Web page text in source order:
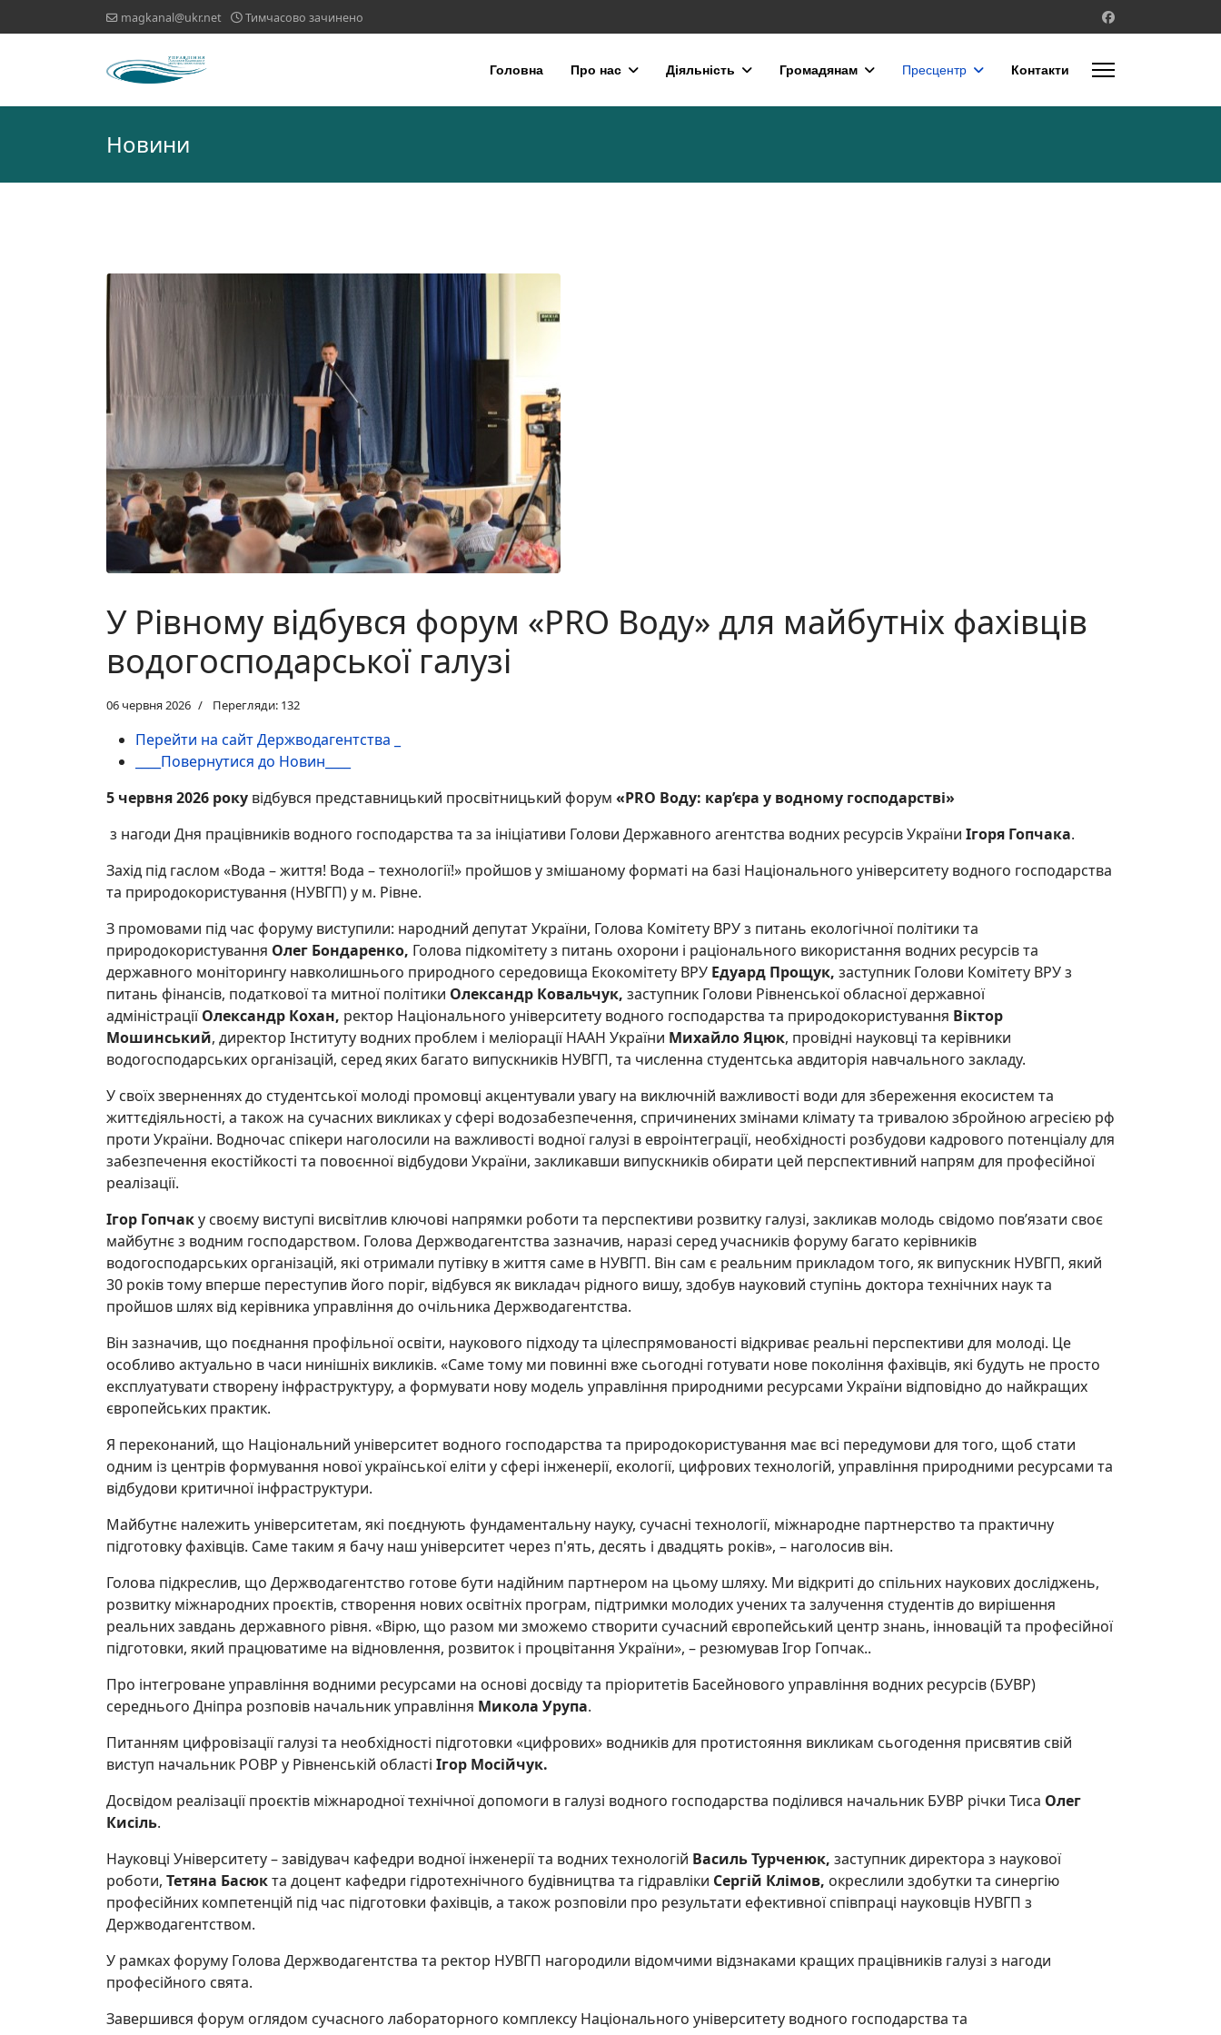
magkanal@ukr.net Тимчасово зачинено
Головна Про нас Діяльність Громадянам Пресцентр Контакти
Новини
У Рівному відбувся форум «PRO Воду» для майбутніх фахівців
водогосподарської галузі
06 червня 2026 Перегляди: 132
Перейти на сайт Держводагентства _
____Повернутися до Новин____
5 червня 2026 року відбувся представницький просвітницький форум «PRO Воду: кар’єра у водному господарстві»
з нагоди Дня працівників водного господарства та за ініціативи Голови Державного агентства водних ресурсів України Ігоря Гопчака.
Захід під гаслом «Вода – життя! Вода – технології!» пройшов у змішаному форматі на базі Національного університету водного господарства
та природокористування (НУВГП) у м. Рівне.
З промовами під час форуму виступили: народний депутат України, Голова Комітету ВРУ з питань екологічної політики та
природокористування Олег Бондаренко, Голова підкомітету з питань охорони і раціонального використання водних ресурсів та
державного моніторингу навколишнього природного середовища Екокомітету ВРУ Едуард Прощук, заступник Голови Комітету ВРУ з
питань фінансів, податкової та митної політики Олександр Ковальчук, заступник Голови Рівненської обласної державної
адміністраціїОлександр Кохан, ректор Національного університету водного господарства та природокористування Віктор
Мошинський, директор Інституту водних проблем і меліорації НААН України Михайло Яцюк, провідні науковці та керівники
водогосподарських організацій, серед яких багато випускників НУВГП, та численна студентська авдиторія навчального закладу.
У своїх зверненнях до студентської молоді промовці акцентували увагу на виключній важливості води для збереження екосистем та
життєдіяльності, а також на сучасних викликах у сфері водозабезпечення, спричинених змінами клімату та тривалою збройною агресією рф
проти України. Водночас спікери наголосили на важливості водної галузі в евроінтеграції, необхідності розбудови кадрового потенціалу для
забезпечення екостійкості та повоєнної відбудови України, закликавши випускників обирати цей перспективний напрям для професійної
реалізації.
Ігор Гопчаку своєму виступі висвітлив ключові напрямки роботи та перспективи розвитку галузі, закликав молодь свідомо пов’язати своє
майбутнє з водним господарством. Голова Держводагентства зазначив, наразі серед учасників форуму багато керівників
водогосподарських організацій, які отримали путівку в життя саме в НУВГП. Він сам є реальним прикладом того, як випускник НУВГП, який
30 років тому вперше переступив його поріг, відбувся як викладач рідного вишу, здобув науковий ступінь доктора технічних наук та
пройшов шлях від керівника управління до очільника Держводагентства.
Він зазначив, що поєднання профільної освіти, наукового підходу та цілеспрямованості відкриває реальні перспективи для молоді. Це
особливо актуально в часи нинішніх викликів. «Саме тому ми повинні вже сьогодні готувати нове покоління фахівців, які будуть не просто
експлуатувати створену інфраструктуру, а формувати нову модель управління природними ресурсами України відповідно до найкращих
європейських практик.
Я переконаний, що Національний університет водного господарства та природокористування має всі передумови для того, щоб стати
одним із центрів формування нової української еліти у сфері інженерії, екології, цифрових технологій, управління природними ресурсами та
відбудови критичної інфраструктури.
Майбутнє належить університетам, які поєднують фундаментальну науку, сучасні технології, міжнародне партнерство та практичну
підготовку фахівців. Саме таким я бачу наш університет через п'ять, десять і двадцять років», – наголосив він.
Голова підкреслив, що Держводагентство готове бути надійним партнером на цьому шляху. Ми відкриті до спільних наукових досліджень,
розвитку міжнародних проєктів, створення нових освітніх програм, підтримки молодих учених та залучення студентів до вирішення
реальних завдань державного рівня. «Вірю, що разом ми зможемо створити сучасний європейський центр знань, інновацій та професійної
підготовки, який працюватиме на відновлення, розвиток і процвітання України», – резюмував Ігор Гопчак..
Про інтегроване управління водними ресурсами на основі досвіду та пріоритетів Басейнового управління водних ресурсів (БУВР)
середнього Дніпра розповів начальник управління Микола Урупа.
Питанням цифровізації галузі та необхідності підготовки «цифрових» водників для протистояння викликам сьогодення присвятив свій
виступ начальник РОВР у Рівненській області Ігор Мосійчук.
Досвідом реалізації проєктів міжнародної технічної допомоги в галузі водного господарства поділився начальник БУВР річки Тиса Олег
Кисіль.
Науковці Університету – завідувач кафедри водної інженерії та водних технологій Василь Турченюк, заступник директора з наукової
роботи, Тетяна Басюкта доцент кафедри гідротехнічного будівництва та гідравліки Сергій Клімов, окреслили здобутки та синергію
професійних компетенцій під час підготовки фахівців, а також розповіли про результати ефективної співпраці науковців НУВГП з
Держводагентством.
У рамках форуму Голова Держводагентства та ректор НУВГП нагородили відомчими відзнаками кращих працівників галузі з нагоди
професійного свята.
Завершився форум оглядом сучасного лабораторного комплексу Національного університету водного господарства та